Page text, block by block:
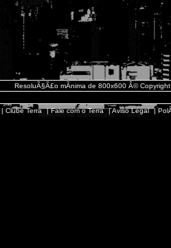
ResoluÃ§Ã£o mÃ­nima de 800x600 Â©
| Clube Terra |Fale com o Terra |Aviso Legal |